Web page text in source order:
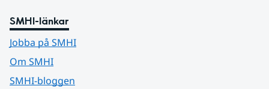
SMHI-länkar
Jobba på SMHI
Om SMHI
SMHI-bloggen